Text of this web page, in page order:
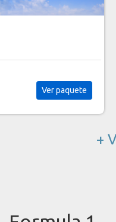
MIAMI + CRUCERO
USD 1.711
Base Doble
+